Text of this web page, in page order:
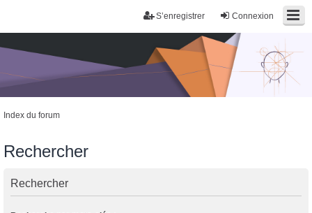
Connexion
S’enregistrer
Index du forum
Rechercher
Rechercher